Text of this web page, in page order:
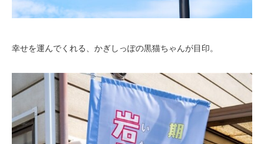
幸せを運んでくれる、かぎしっぽの黒猫ちゃんが目印。